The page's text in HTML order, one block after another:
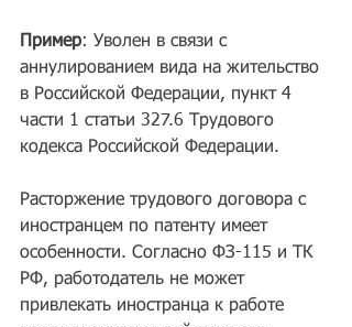
Пример: Уволен в связи с
аннулированием вида на жительство
в Российской Федерации, пункт 4
части 1 статьи 327.6 Трудового
кодекса Российской Федерации.
Расторжение трудового договора с
иностранцем по патенту имеет
особенности. Согласно ФЗ-115 и ТК
РФ, работодатель не может
привлекать иностранца к работе